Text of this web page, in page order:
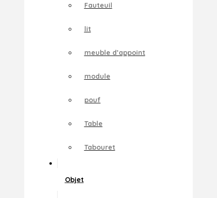
Fauteuil
lit
meuble d’appoint
module
pouf
Table
Tabouret
Objet